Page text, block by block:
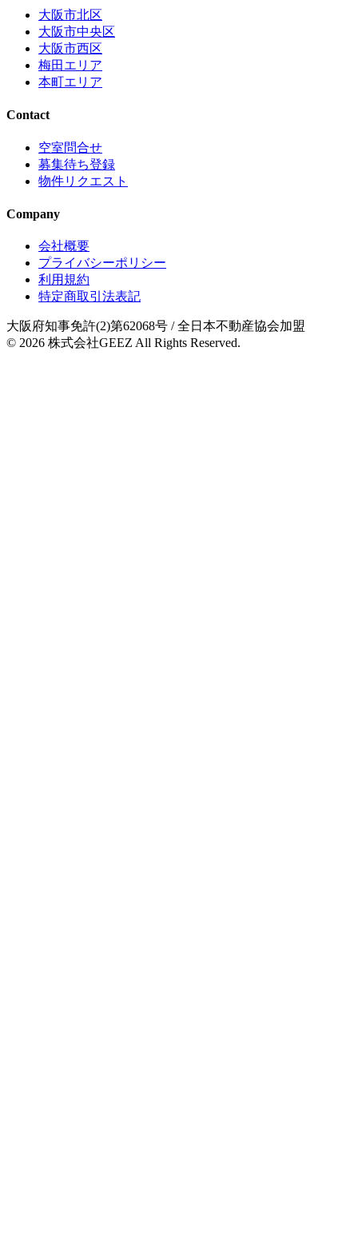
大阪市北区
大阪市中央区
大阪市西区
梅田エリア
本町エリア
Contact
空室問合せ
募集待ち登録
物件リクエスト
Company
会社概要
プライバシーポリシー
利用規約
特定商取引法表記
大阪府知事免許(2)第62068号 / 全日本不動産協会加盟
© 2026 株式会社GEEZ All Rights Reserved.